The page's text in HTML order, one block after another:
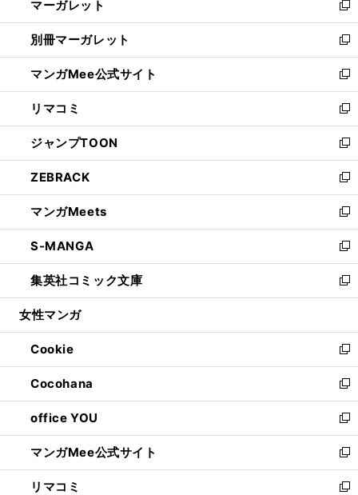
く
で
開
く
ド
ウ
で
開
く
い
ウ
ィ
ン
ド
ウ
で
開
く
マーガレット
新
し
い
ウ
ィ
ン
ド
ウ
で
開
く
別冊マーガレット
新
し
い
ウ
ィ
ン
ド
ウ
で
開
く
マンガMee公式サイト
新
し
い
ウ
ィ
ン
ド
ウ
で
開
く
リマコミ
新
し
い
ウ
ィ
ン
ド
ウ
で
開
く
ジャンプTOON
新
し
い
ウ
ィ
ン
ド
ウ
で
開
ZEBRACK
新
し
い
ウ
ィ
ン
ド
ウ
開
く
マンガMeets
新
し
い
ウ
ィ
ン
ウ
で
開
く
S-MANGA
新
し
い
ウ
ン
ド
ウ
で
開
く
集英社コミック文庫
新
し
ウ
ィ
ン
ド
ウ
で
開
く
女性マンガ
Cookie
新
し
い
ウ
ィ
ン
ド
ウ
で
Cocohana
新
し
い
ウ
ィ
ン
ド
office YOU
新
し
い
ウ
ィ
マンガMee公式サイト
新
し
い
リマコミ 新